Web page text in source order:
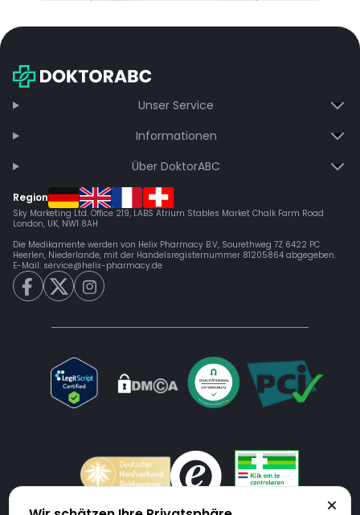
bei jeder Bestellung, erhalten schnelle Lieferung und
Unser Service
Informationen
Über DoktorABC
Region
Sky Marketing Ltd. Office 219, LABS Atrium Stables Market Chalk Farm Road
London, UK, NW1 8AH
Die Medikamente werden von Helix Pharmacy B.V, Sourethweg 7Z 6422 PC
Heerlen, Niederlande, mit der Handelsregisternummer 81205864 abgegeben.
E-Mail: service@helix-pharmacy.de